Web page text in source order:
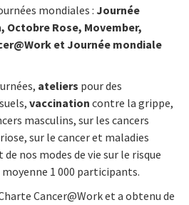
mondiales : Journée
Octobre Rose, Movember,
et Journée mondiale
ateliers pour des
vaccination contre la grippe,
masculins, sur les cancers
sur le cancer et maladies
nos modes de vie sur le risque
1 000 participants.
Cancer@Work et a obtenu de